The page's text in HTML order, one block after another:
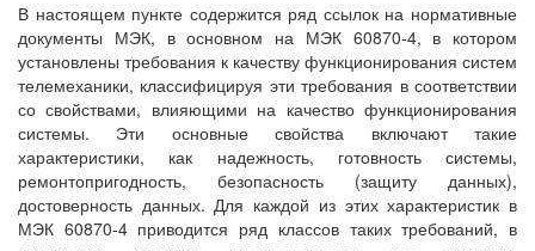
В настоящем пункте содержится ряд ссылок на нормативные
документы МЭК, в основном на МЭК 60870-4, в котором
установлены требования к качеству функционирования систем
телемеханики, классифицируя эти требования в соответствии
со свойствами, влияющими на качество функционирования
системы. Эти основные свойства включают такие
характеристики, как надежность, готовность системы,
ремонтопригодность, безопасность (защиту данных),
достоверность данных. Для каждой из этих характеристик в
МЭК 60870-4 приводится ряд классов таких требований, в